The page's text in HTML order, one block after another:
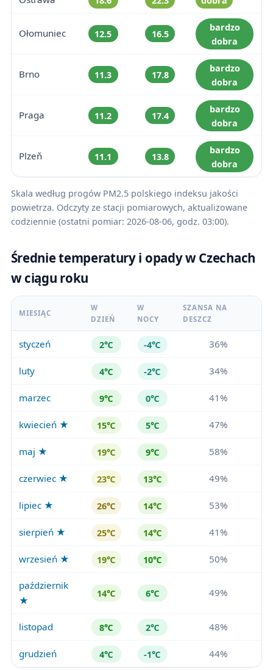
Ołomuniec 12.5 16.5
bardzo
dobra
Brno 11.3 17.8
bardzo
dobra
Praga 11.2 17.4
bardzo
dobra
Plzeň 11.1 13.8
bardzo
dobra
Skala według progów PM2.5 polskiego indeksu jakości
powietrza. Odczyty ze stacji pomiarowych, aktualizowane
codziennie (ostatni pomiar: 2026-08-06, godz. 03:00).
Średnie temperatury i opady w Czechach
w ciągu roku
MIESIĄC
W
DZIEŃ
W
NOCY
SZANSA NA
DESZCZ
styczeń 2℃ -4℃ 36%
luty 4℃ -2℃ 34%
marzec 9℃ 0℃ 41%
kwiecień ★ 15℃ 5℃ 47%
maj ★ 19℃ 9℃ 58%
czerwiec ★ 23℃ 13℃ 49%
lipiec ★ 26℃ 14℃ 53%
sierpień ★ 25℃ 14℃ 41%
wrzesień ★ 19℃ 10℃ 50%
październik
★
14℃ 6℃ 49%
listopad 8℃ 2℃ 48%
grudzień 4℃ -1℃ 44%